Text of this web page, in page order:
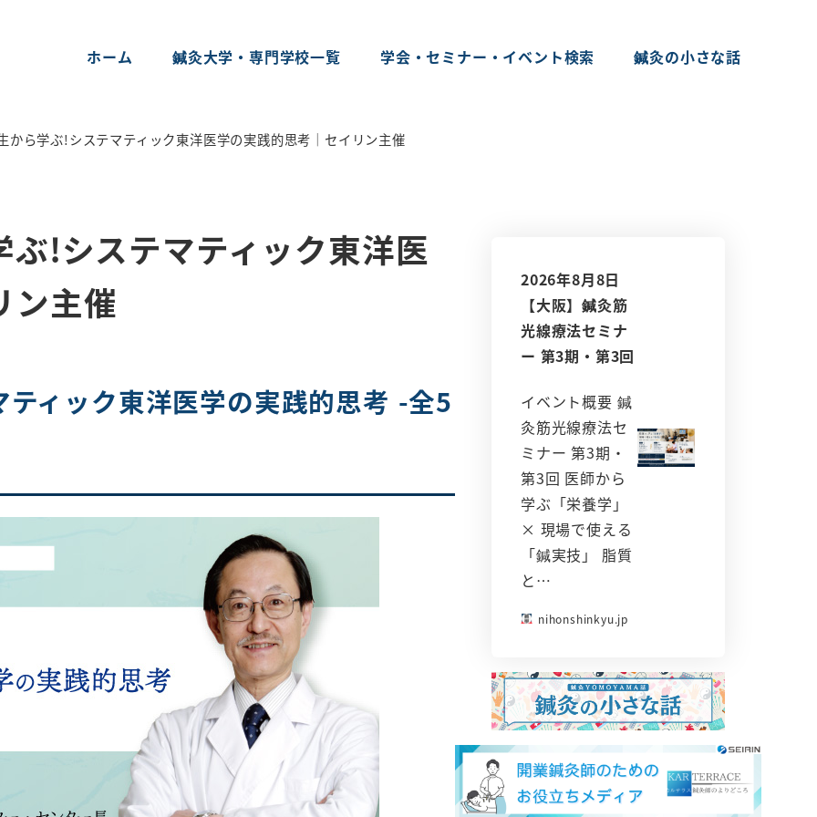
ホーム 鍼灸大学・専門学校一覧 学会・セミナー・イベント検索 鍼灸の小さな話
から学ぶ!システマティック東洋医学の実践的思考｜セイリン主催
!システマティック東洋医
ン主催
ィック東洋医学の実践的思考 -全5
2026年8月8日
【大阪】鍼灸筋
光線療法セミナ
ー 第3期・第3回
イベント概要 鍼
灸筋光線療法セ
ミナー 第3期・
第3回 医師から
学ぶ「栄養学」
× 現場で使える
「鍼実技」 脂質
と…
nihonshinkyu.jp